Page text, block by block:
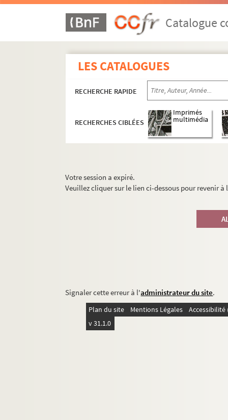
Catalogue
LES CATALOGUES
RECHERCHE RAPIDE
RECHERCHES CIBLÉES
Imprimés
multimédia
Votre session a expiré.
Veuillez cliquer sur le lien ci-dessous pour revenir
Signaler cette erreur à l'administrateur du site.
Plan du site Mentions Légales
v 31.1.0